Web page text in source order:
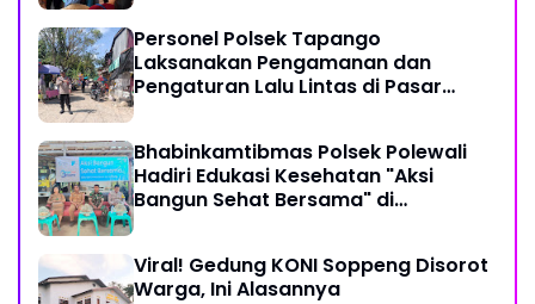
Personel Polsek Tapango
Laksanakan Pengamanan dan
Pengaturan Lalu Lintas di Pasar
Bhabinkamtibmas Polsek Polewali
Hadiri Edukasi Kesehatan "Aksi
Bangun Sehat Bersama" di
Viral! Gedung KONI Soppeng Disorot
Warga, Ini Alasannya